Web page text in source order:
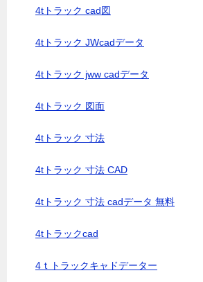
4tトラック cad図
4tトラック JWcadデータ
4tトラック jww cadデータ
4tトラック 図面
4tトラック 寸法
4tトラック 寸法 CAD
4tトラック 寸法 cadデータ 無料
4tトラックcad
4ｔトラックキャドデーター